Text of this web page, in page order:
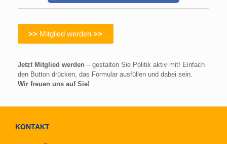
>> Mitglied werden>>
Jetzt Mitglied werden – gestalten Sie Politik aktiv mit! Einfach
den Button drücken, das Formular ausfüllen und dabei sein.
Wir freuen uns auf Sie!
KONTAKT